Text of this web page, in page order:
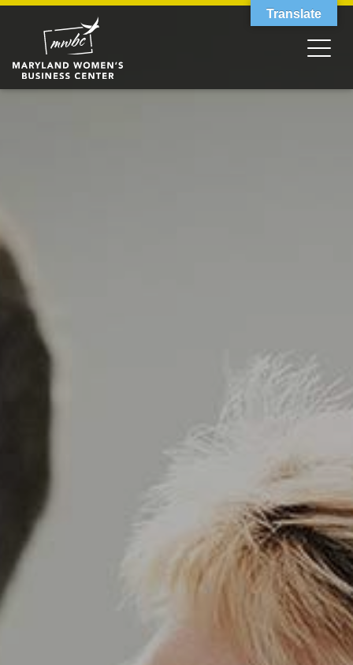
Translate